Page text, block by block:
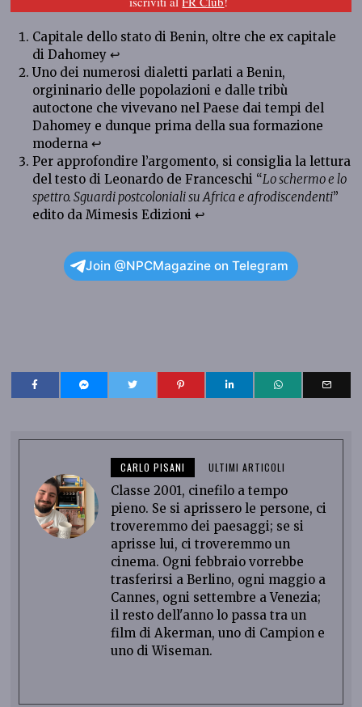
Capitale dello stato di Benin, oltre che ex capitale
di Dahomey ↩︎
Uno dei numerosi dialetti parlati a Benin,
orgininario delle popolazioni e dalle tribù
autoctone che vivevano nel Paese dai tempi del
Dahomey e dunque prima della sua formazione
moderna ↩︎
Per approfondire l’argomento, si consiglia la lettura
del testo di Leonardo de Franceschi “Lo schermo e lo
spettro. Sguardi postcoloniali su Africa e afrodiscendenti”
edito da Mimesis Edizioni ↩︎
Join @NPCMagazine on Telegram
CARLO PISANI ULTIMI ARTICOLI
Classe 2001, cinefilo a tempo
pieno. Se si aprissero le persone, ci
troveremmo dei paesaggi; se si
aprisse lui, ci troveremmo un
cinema. Ogni febbraio vorrebbe
trasferirsi a Berlino, ogni maggio a
Cannes, ogni settembre a Venezia;
il resto dell'anno lo passa tra un
film di Akerman, uno di Campion e
uno di Wiseman.